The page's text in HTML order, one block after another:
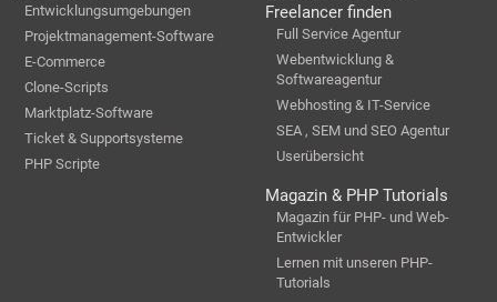
Entwicklungsumgebungen
Projektmanagement-Software
E-Commerce
Clone-Scripts
Marktplatz-Software
Ticket & Supportsysteme
PHP Scripte
Freelancer finden
Full Service Agentur
Webentwicklung &
Softwareagentur
Webhosting & IT-Service
SEA , SEM und SEO Agentur
Userübersicht
Magazin & PHP Tutorials
Magazin für PHP- und Web-
Entwickler
Lernen mit unseren PHP-
Tutorials